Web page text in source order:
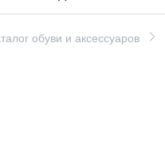
обуви и аксессуаров